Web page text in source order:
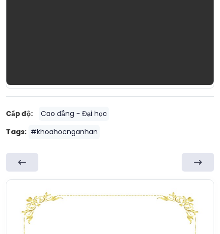
Cấp độ:
Cao đẳng - Đại học
Tags: #khoahocnganhan